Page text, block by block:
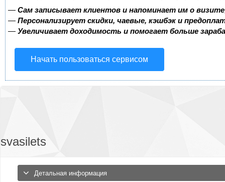
— Сам записывает клиентов и напоминает им о
— Персонализирует скидки, чаевые, кэшбэк и
— Увеличивает доходимость и помогает больше
Начать пользоваться сервисом
svasilets
Детальная информация